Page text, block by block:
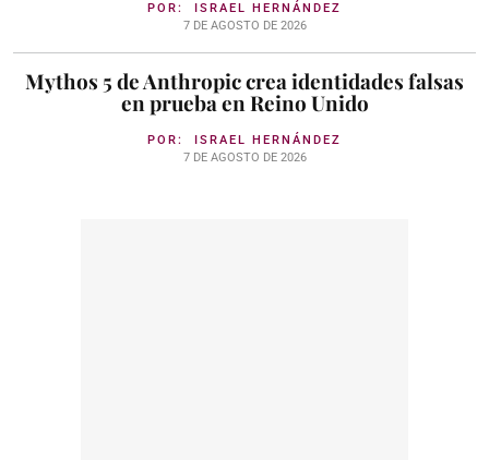
POR: ISRAEL HERNÁNDEZ
7 DE AGOSTO DE 2026
Mythos 5 de Anthropic crea identidades falsas
en prueba en Reino Unido
POR: ISRAEL HERNÁNDEZ
7 DE AGOSTO DE 2026